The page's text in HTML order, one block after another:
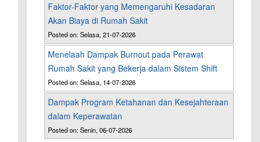
Faktor-Faktor yang Memengaruhi Kesadaran
Akan Biaya di Rumah Sakit
Posted on: Selasa, 21-07-2026
Menelaah Dampak Burnout pada Perawat
Rumah Sakit yang Bekerja dalam Sistem Shift
Posted on: Selasa, 14-07-2026
Dampak Program Ketahanan dan Kesejahteraan
dalam Keperawatan
Posted on: Senin, 06-07-2026